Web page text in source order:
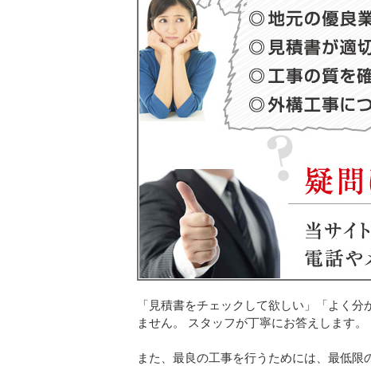
「見積書をチェックして欲しい」「よく
ません。 スタッフが丁寧にお答えします。
また、最良の工事を行うためには、最低